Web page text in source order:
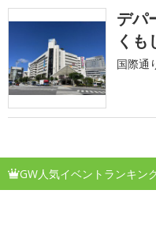
デパ
くも
国際通
GW人気イベントランキン